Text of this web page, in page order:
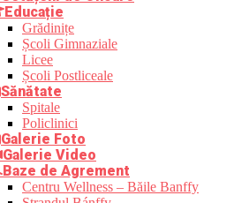
Educație
Grădinițe
Școli Gimnaziale
Licee
Școli Postliceale
Sănătate
Spitale
Policlinici
Galerie Foto
Galerie Video
Baze de Agrement
Centru Wellness – Băile Banffy